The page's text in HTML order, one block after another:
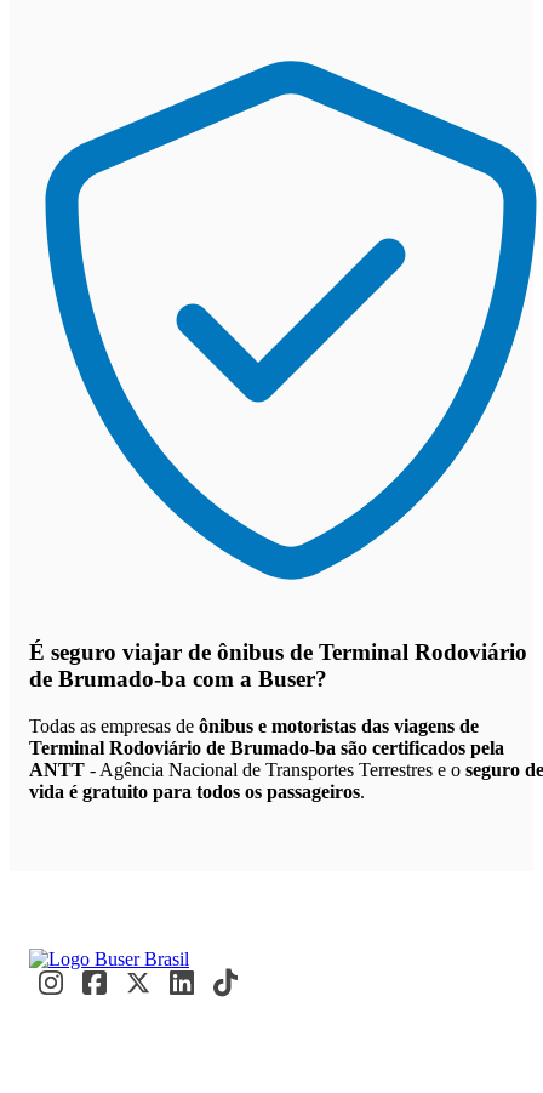
É seguro viajar de ônibus de Terminal Rodoviário
de Brumado-ba com a Buser?
Todas as empresas de ônibus e motoristas das viagens de
Terminal Rodoviário de Brumado-ba são certificados pela
ANTT - Agência Nacional de Transportes Terrestres e o seguro de
vida é gratuito para todos os passageiros.